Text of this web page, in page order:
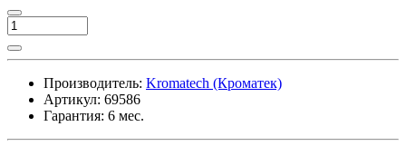
Производитель: Kromatech (Кроматек)
Артикул: 69586
Гарантия: 6 мес.